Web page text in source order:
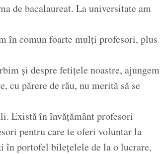
de bacalaureat. La universitate am
în comun foarte mulți profesori, plus
și despre fetițele noastre, ajungem
cu părere de rău, nu merită să se
Există în învățământ profesori
pentru care te oferi voluntar la
în portofel bilețelele de la o lucrare,